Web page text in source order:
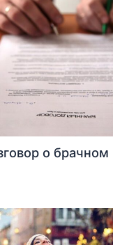
о брачном